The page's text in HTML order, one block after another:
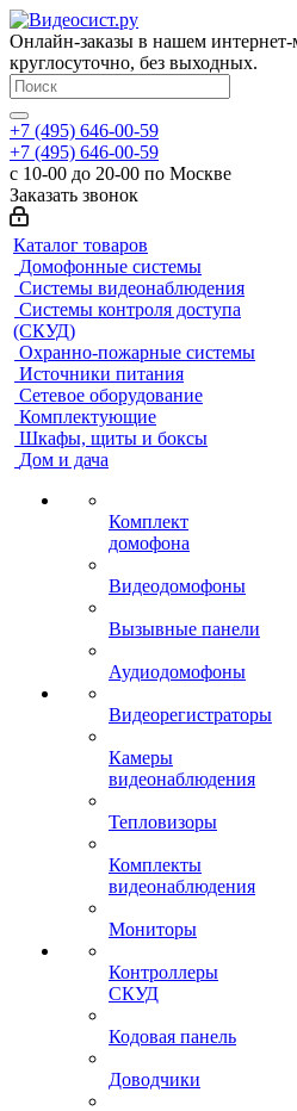
Онлайн-заказы в нашем
круглосуточно, без выходных.
+7 (495) 646-00-59
+7 (495) 646-00-59
с 10-00 до 20-00 по Москве
Заказать звонок
Каталог товаров
Домофонные системы
Системы видеонаблюдения
Системы контроля доступа
(СКУД)
Охранно-пожарные системы
Источники питания
Сетевое оборудование
Комплектующие
Шкафы, щиты и боксы
Дом и дача
Комплект
домофона
Видеодомофоны
Вызывные панели
Аудиодомофоны
Видеорегистраторы
Камеры
видеонаблюдения
Тепловизоры
Комплекты
видеонаблюдения
Мониторы
Контроллеры
СКУД
Кодовая панель
Доводчики